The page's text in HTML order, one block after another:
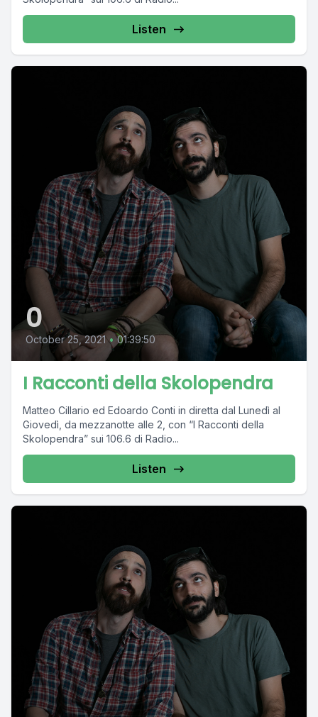
Listen
0
October 25, 2021 • 01:39:50
I Racconti della Skolopendra
Matteo Cillario ed Edoardo Conti in diretta dal Lunedì al
Giovedì, da mezzanotte alle 2, con “I Racconti della
Skolopendra” sui 106.6 di Radio...
Listen